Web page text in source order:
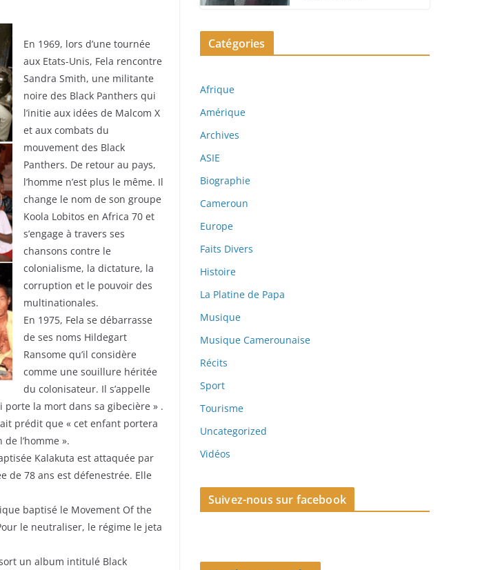
En 1969, lors d’une tournée
aux Etats-Unis, Fela rencontre
Sandra Smith, une militante
noire des Black Panthers qui
l’initie aux idées de Malcom X
et aux combats du
mouvement des Black
Panthers. De retour au pays,
l’homme n’est plus le même. Il
change le nom de son groupe
Koola Lobitos en Africa 70 et
s’engage à travers ses
chansons contre le
colonialisme, la dictature, la
corruption et le pouvoir des
multinationales.
En 1975, Fela se débarrasse
de ses noms Hildegart
Ransome qu’il considère
comme une souillure héritée
du colonisateur. Il s’appelle
la mort dans sa gibecière » .
prédit que « cet enfant portera
l’homme ».
Kalakuta est attaquée par
de 78 ans est défenestrée. Elle
baptisé le Movement Of the
le neutraliser, le régime le jeta
un album intitulé Black
Catégories
Afrique
Amérique
Archives
ASIE
Biographie
Cameroun
Europe
Faits Divers
Histoire
La Platine de Papa
Musique
Musique Camerounaise
Récits
Sport
Tourisme
Uncategorized
Vidéos
Suivez-nous sur facebook